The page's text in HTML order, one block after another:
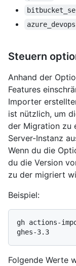
azure_devops
Steuern
Anhand der
Features
Importer
ist nützlich, um
der Migration zu
Server-Instanz
Wenn du die
du die Version
zu der migriert
Beispiel:
gh actions-
Folgende Werte